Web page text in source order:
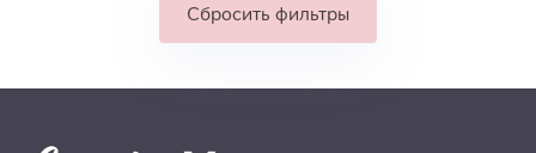
Сбросить фильтры